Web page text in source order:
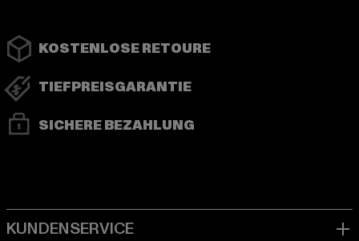
KOSTENLOSE RETOURE
TIEFPREISGARANTIE
SICHERE BEZAHLUNG